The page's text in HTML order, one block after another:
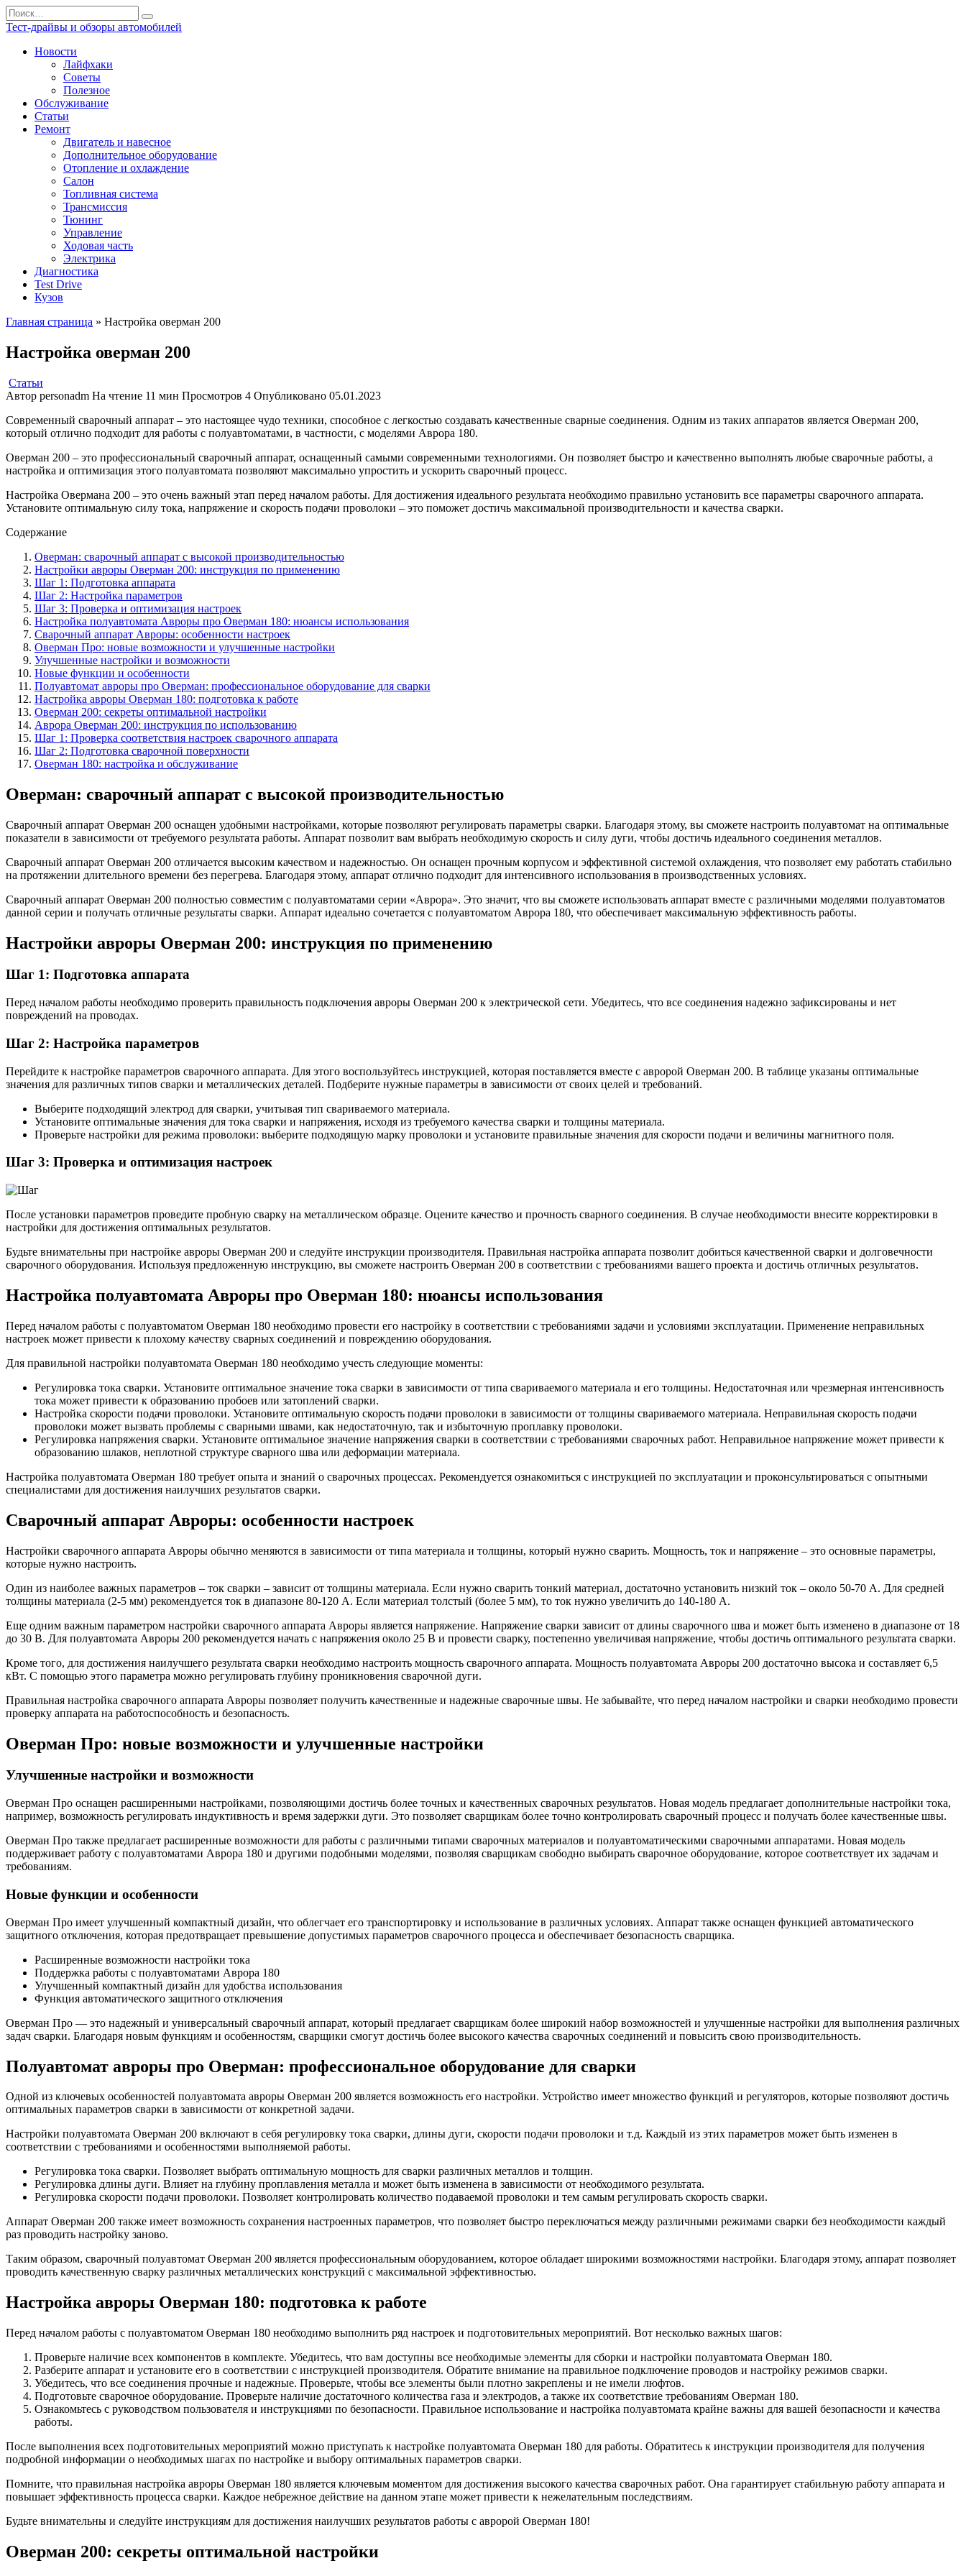
Перейти
к
содержанию
Search
for:
Тест-драйвы и обзоры автомобилей
Новости
Лайфхаки
Советы
Полезное
Обслуживание
Статьи
Ремонт
Двигатель и навесное
Дополнительное оборудование
Отопление и охлаждение
Салон
Топливная система
Трансмиссия
Тюнинг
Управление
Ходовая часть
Электрика
Диагностика
Test Drive
Кузов
Главная страница » Настройка оверман 200
Настройка оверман 200
Статьи
Автор personadm На чтение 11 мин Просмотров 4 Опубликовано 05.01.2023
Современный сварочный аппарат – это настоящее чудо техники, способное с легкостью создавать качественные сварные соединения. Одним из таких аппаратов является Оверман 200,
который отлично подходит для работы с полуавтоматами, в частности, с моделями Аврора 180.
Оверман 200 – это профессиональный сварочный аппарат, оснащенный самыми современными технологиями. Он позволяет быстро и качественно выполнять любые сварочные работы, а
настройка и оптимизация этого полуавтомата позволяют максимально упростить и ускорить сварочный процесс.
Настройка Овермана 200 – это очень важный этап перед началом работы. Для достижения идеального результата необходимо правильно установить все параметры сварочного аппарата.
Установите оптимальную силу тока, напряжение и скорость подачи проволоки – это поможет достичь максимальной производительности и качества сварки.
Содержание
Оверман: сварочный аппарат с высокой производительностью
Настройки авроры Оверман 200: инструкция по применению
Шаг 1: Подготовка аппарата
Шаг 2: Настройка параметров
Шаг 3: Проверка и оптимизация настроек
Настройка полуавтомата Авроры про Оверман 180: нюансы использования
Сварочный аппарат Авроры: особенности настроек
Оверман Про: новые возможности и улучшенные настройки
Улучшенные настройки и возможности
Новые функции и особенности
Полуавтомат авроры про Оверман: профессиональное оборудование для сварки
Настройка авроры Оверман 180: подготовка к работе
Оверман 200: секреты оптимальной настройки
Аврора Оверман 200: инструкция по использованию
Шаг 1: Проверка соответствия настроек сварочного аппарата
Шаг 2: Подготовка сварочной поверхности
Оверман 180: настройка и обслуживание
Оверман: сварочный аппарат с высокой производительностью
Сварочный аппарат Оверман 200 оснащен удобными настройками, которые позволяют регулировать параметры сварки. Благодаря этому, вы сможете настроить полуавтомат на оптимальные
показатели в зависимости от требуемого результата работы. Аппарат позволит вам выбрать необходимую скорость и силу дуги, чтобы достичь идеального соединения металлов.
Сварочный аппарат Оверман 200 отличается высоким качеством и надежностью. Он оснащен прочным корпусом и эффективной системой охлаждения, что позволяет ему работать стабильно
на протяжении длительного времени без перегрева. Благодаря этому, аппарат отлично подходит для интенсивного использования в производственных условиях.
Сварочный аппарат Оверман 200 полностью совместим с полуавтоматами серии «Аврора». Это значит, что вы сможете использовать аппарат вместе с различными моделями полуавтоматов
данной серии и получать отличные результаты сварки. Аппарат идеально сочетается с полуавтоматом Аврора 180, что обеспечивает максимальную эффективность работы.
Настройки авроры Оверман 200: инструкция по применению
Шаг 1: Подготовка аппарата
Перед началом работы необходимо проверить правильность подключения авроры Оверман 200 к электрической сети. Убедитесь, что все соединения надежно зафиксированы и нет
повреждений на проводах.
Шаг 2: Настройка параметров
Перейдите к настройке параметров сварочного аппарата. Для этого воспользуйтесь инструкцией, которая поставляется вместе с авророй Оверман 200. В таблице указаны оптимальные
значения для различных типов сварки и металлических деталей. Подберите нужные параметры в зависимости от своих целей и требований.
Выберите подходящий электрод для сварки, учитывая тип свариваемого материала.
Установите оптимальные значения для тока сварки и напряжения, исходя из требуемого качества сварки и толщины материала.
Проверьте настройки для режима проволоки: выберите подходящую марку проволоки и установите правильные значения для скорости подачи и величины магнитного поля.
Шаг 3: Проверка и оптимизация настроек
После установки параметров проведите пробную сварку на металлическом образце. Оцените качество и прочность сварного соединения. В случае необходимости внесите корректировки в
настройки для достижения оптимальных результатов.
Будьте внимательны при настройке авроры Оверман 200 и следуйте инструкции производителя. Правильная настройка аппарата позволит добиться качественной сварки и долговечности
сварочного оборудования. Используя предложенную инструкцию, вы сможете настроить Оверман 200 в соответствии с требованиями вашего проекта и достичь отличных результатов.
Настройка полуавтомата Авроры про Оверман 180: нюансы использования
Перед началом работы с полуавтоматом Оверман 180 необходимо провести его настройку в соответствии с требованиями задачи и условиями эксплуатации. Применение неправильных
настроек может привести к плохому качеству сварных соединений и повреждению оборудования.
Для правильной настройки полуавтомата Оверман 180 необходимо учесть следующие моменты:
Регулировка тока сварки. Установите оптимальное значение тока сварки в зависимости от типа свариваемого материала и его толщины. Недостаточная или чрезмерная интенсивность
тока может привести к образованию пробоев или затоплений сварки.
Настройка скорости подачи проволоки. Установите оптимальную скорость подачи проволоки в зависимости от толщины свариваемого материала. Неправильная скорость подачи
проволоки может вызвать проблемы с сварными швами, как недостаточную, так и избыточную проплавку проволоки.
Регулировка напряжения сварки. Установите оптимальное значение напряжения сварки в соответствии с требованиями сварочных работ. Неправильное напряжение может привести к
образованию шлаков, неплотной структуре сварного шва или деформации материала.
Настройка полуавтомата Оверман 180 требует опыта и знаний о сварочных процессах. Рекомендуется ознакомиться с инструкцией по эксплуатации и проконсультироваться с опытными
специалистами для достижения наилучших результатов сварки.
Сварочный аппарат Авроры: особенности настроек
Настройки сварочного аппарата Авроры обычно меняются в зависимости от типа материала и толщины, который нужно сварить. Мощность, ток и напряжение – это основные параметры,
которые нужно настроить.
Один из наиболее важных параметров – ток сварки – зависит от толщины материала. Если нужно сварить тонкий материал, достаточно установить низкий ток – около 50-70 А. Для средней
толщины материала (2-5 мм) рекомендуется ток в диапазоне 80-120 А. Если материал толстый (более 5 мм), то ток нужно увеличить до 140-180 А.
Еще одним важным параметром настройки сварочного аппарата Авроры является напряжение. Напряжение сварки зависит от длины сварочного шва и может быть изменено в диапазоне от 18
до 30 В. Для полуавтомата Авроры 200 рекомендуется начать с напряжения около 25 В и провести сварку, постепенно увеличивая напряжение, чтобы достичь оптимального результата сварки.
Кроме того, для достижения наилучшего результата сварки необходимо настроить мощность сварочного аппарата. Мощность полуавтомата Авроры 200 достаточно высока и составляет 6,5
кВт. С помощью этого параметра можно регулировать глубину проникновения сварочной дуги.
Правильная настройка сварочного аппарата Авроры позволяет получить качественные и надежные сварочные швы. Не забывайте, что перед началом настройки и сварки необходимо провести
проверку аппарата на работоспособность и безопасность.
Оверман Про: новые возможности и улучшенные настройки
Улучшенные настройки и возможности
Оверман Про оснащен расширенными настройками, позволяющими достичь более точных и качественных сварочных результатов. Новая модель предлагает дополнительные настройки тока,
например, возможность регулировать индуктивность и время задержки дуги. Это позволяет сварщикам более точно контролировать сварочный процесс и получать более качественные швы.
Оверман Про также предлагает расширенные возможности для работы с различными типами сварочных материалов и полуавтоматическими сварочными аппаратами. Новая модель
поддерживает работу с полуавтоматами Аврора 180 и другими подобными моделями, позволяя сварщикам свободно выбирать сварочное оборудование, которое соответствует их задачам и
требованиям.
Новые функции и особенности
Оверман Про имеет улучшенный компактный дизайн, что облегчает его транспортировку и использование в различных условиях. Аппарат также оснащен функцией автоматического
защитного отключения, которая предотвращает превышение допустимых параметров сварочного процесса и обеспечивает безопасность сварщика.
Расширенные возможности настройки тока
Поддержка работы с полуавтоматами Аврора 180
Улучшенный компактный дизайн для удобства использования
Функция автоматического защитного отключения
Оверман Про — это надежный и универсальный сварочный аппарат, который предлагает сварщикам более широкий набор возможностей и улучшенные настройки для выполнения различных
задач сварки. Благодаря новым функциям и особенностям, сварщики смогут достичь более высокого качества сварочных соединений и повысить свою производительность.
Полуавтомат авроры про Оверман: профессиональное оборудование для сварки
Одной из ключевых особенностей полуавтомата авроры Оверман 200 является возможность его настройки. Устройство имеет множество функций и регуляторов, которые позволяют достичь
оптимальных параметров сварки в зависимости от конкретной задачи.
Настройки полуавтомата Оверман 200 включают в себя регулировку тока сварки, длины дуги, скорости подачи проволоки и т.д. Каждый из этих параметров может быть изменен в
соответствии с требованиями и особенностями выполняемой работы.
Регулировка тока сварки. Позволяет выбрать оптимальную мощность для сварки различных металлов и толщин.
Регулировка длины дуги. Влияет на глубину проплавления металла и может быть изменена в зависимости от необходимого результата.
Регулировка скорости подачи проволоки. Позволяет контролировать количество подаваемой проволоки и тем самым регулировать скорость сварки.
Аппарат Оверман 200 также имеет возможность сохранения настроенных параметров, что позволяет быстро переключаться между различными режимами сварки без необходимости каждый
раз проводить настройку заново.
Таким образом, сварочный полуавтомат Оверман 200 является профессиональным оборудованием, которое обладает широкими возможностями настройки. Благодаря этому, аппарат позволяет
проводить качественную сварку различных металлических конструкций с максимальной эффективностью.
Настройка авроры Оверман 180: подготовка к работе
Перед началом работы с полуавтоматом Оверман 180 необходимо выполнить ряд настроек и подготовительных мероприятий. Вот несколько важных шагов:
Проверьте наличие всех компонентов в комплекте. Убедитесь, что вам доступны все необходимые элементы для сборки и настройки полуавтомата Оверман 180.
Разберите аппарат и установите его в соответствии с инструкцией производителя. Обратите внимание на правильное подключение проводов и настройку режимов сварки.
Убедитесь, что все соединения прочные и надежные. Проверьте, чтобы все элементы были плотно закреплены и не имели люфтов.
Подготовьте сварочное оборудование. Проверьте наличие достаточного количества газа и электродов, а также их соответствие требованиям Оверман 180.
Ознакомьтесь с руководством пользователя и инструкциями по безопасности. Правильное использование и настройка полуавтомата крайне важны для вашей безопасности и качества
работы.
После выполнения всех подготовительных мероприятий можно приступать к настройке полуавтомата Оверман 180 для работы. Обратитесь к инструкции производителя для получения
подробной информации о необходимых шагах по настройке и выбору оптимальных параметров сварки.
Помните, что правильная настройка авроры Оверман 180 является ключевым моментом для достижения высокого качества сварочных работ. Она гарантирует стабильную работу аппарата и
повышает эффективность процесса сварки. Каждое небрежное действие на данном этапе может привести к нежелательным последствиям.
Будьте внимательны и следуйте инструкциям для достижения наилучших результатов работы с авророй Оверман 180!
Оверман 200: секреты оптимальной настройки